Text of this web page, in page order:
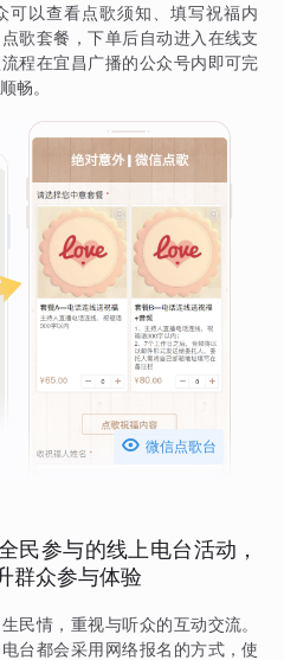
可以查看点歌须知、填写祝福内
歌套餐，下单后自动进入在线支
程在宜昌广播的公众号内即可完
畅。
 微信点歌台
民参与的线上电台活动，
群众参与体验
民情，重视与听众的互动交流。
台都会采用网络报名的方式，使